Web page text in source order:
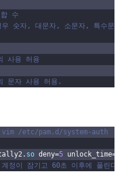
수
숫자, 대문자, 소문자, 특수문자가
사용 허용
문자 사용 허용.
/etc/pam.d/system-auth
so deny=5 unlock_time=
정이 잠기고 60초 이후에 풀린다.